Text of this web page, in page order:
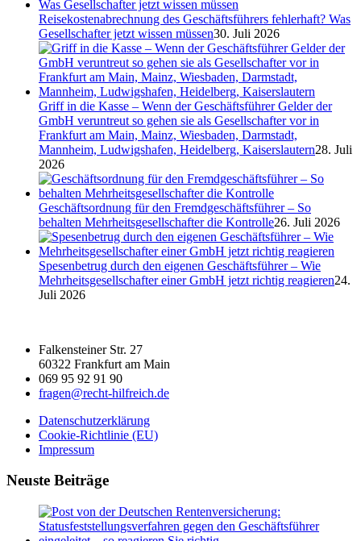
Reisekostenabrechnung des Geschäftsführers fehlerhaft? Was
Gesellschafter jetzt wissen müssen30. Juli 2026
Griff in die Kasse – Wenn der Geschäftsführer Gelder der
GmbH veruntreut so gehen sie als Gesellschafter vor in
Frankfurt am Main, Mainz, Wiesbaden, Darmstadt,
Mannheim, Ludwigshafen, Heidelberg, Kaiserslautern28. Juli
2026
Geschäftsordnung für den Fremdgeschäftsführer – So
behalten Mehrheitsgesellschafter die Kontrolle26. Juli 2026
Spesenbetrug durch den eigenen Geschäftsführer – Wie
Mehrheitsgesellschafter einer GmbH jetzt richtig reagieren24.
Juli 2026
Falkensteiner Str. 27
60322 Frankfurt am Main
069 95 92 91 90
fragen@recht-hilfreich.de
Datenschutzerklärung
Cookie-Richtlinie (EU)
Impressum
Neuste Beiträge